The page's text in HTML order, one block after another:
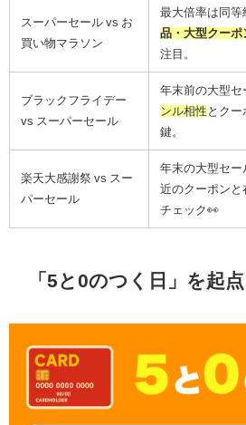
スーパーセール vs お
買い物マラソン
最大倍率は同等
品・大型クーポ
注目。
ブラックフライデー
vs スーパーセール
年末前の大型セ
ンル相性 とクー
鍵。
楽天大感謝祭 vs スー
パーセール
年末の大型セー
近のクーポンと
チェック👀
「5と0のつく日」を起